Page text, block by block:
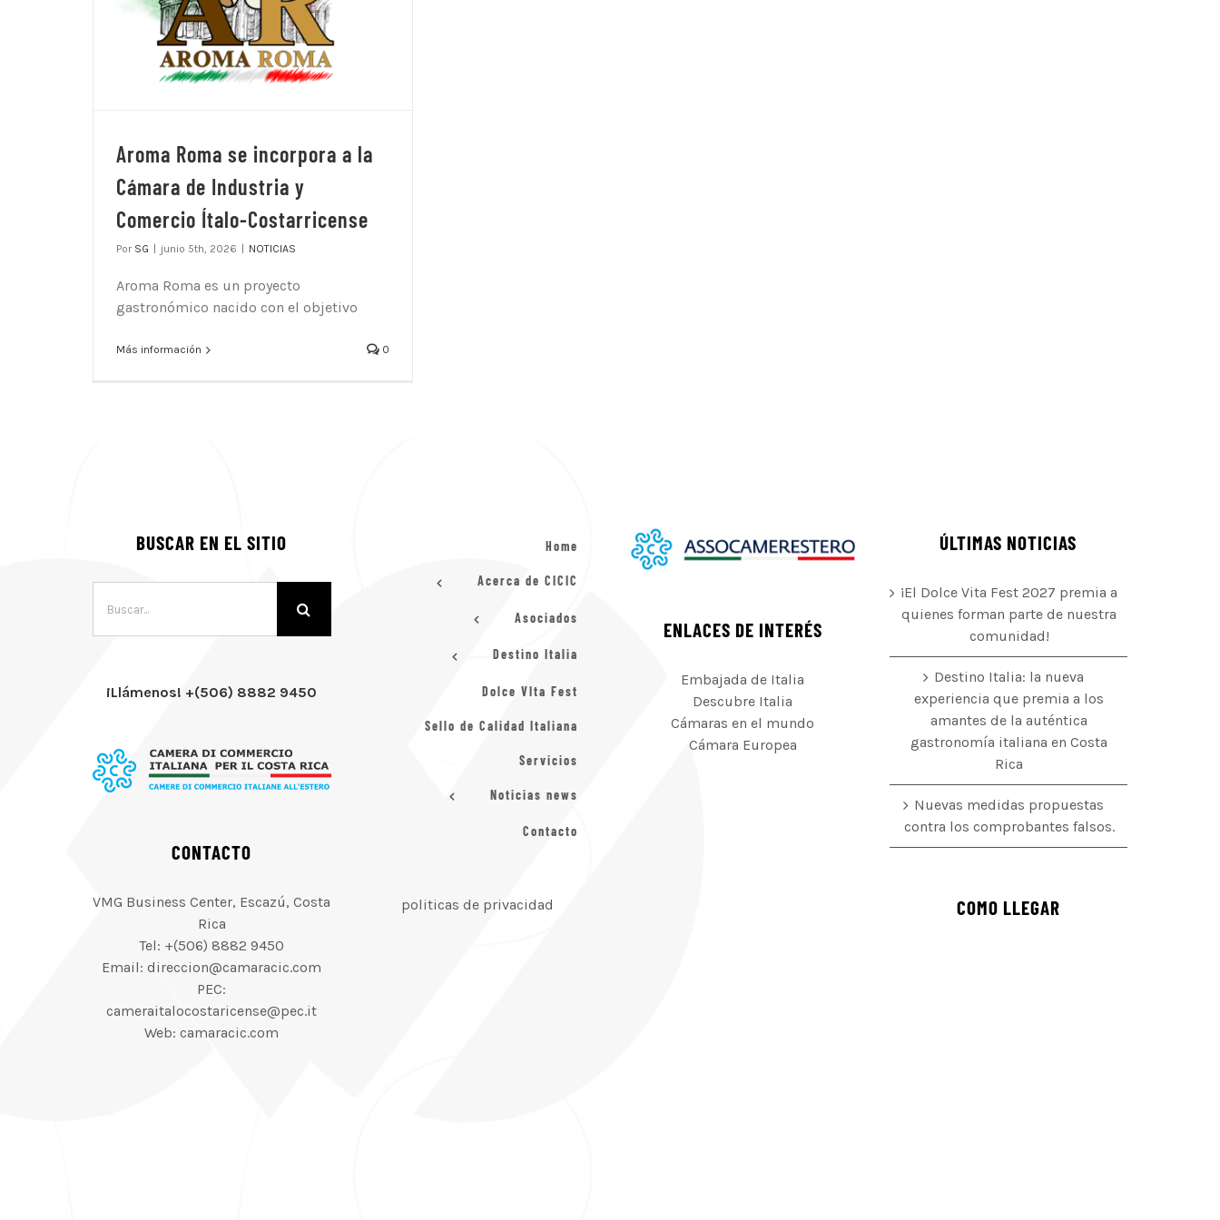
Aroma Roma se incorpora a la
Cámara de Industria y
Comercio Ítalo-Costarricense
Por SG junio 5th, 2026 NOTICIAS
Aroma Roma es un proyecto
gastronómico nacido con el objetivo
Más información 0
BUSCAR EN EL SITIO
¡Llámenos! +(506) 8882 9450
CONTACTO
VMG Business Center, Escazú, Costa
Rica
Tel: +(506) 8882 9450
Email: direccion@camaracic.com
PEC:
cameraitalocostaricense@pec.it
Web: camaracic.com
Home
Acerca de CICIC
Asociados
Destino Italia
Dolce VIta Fest
Sello de Calidad Italiana
Servicios
Noticias news
Contacto
politicas de privacidad
ENLACES DE INTERÉS
Embajada de Italia
Descubre Italia
Cámaras en el mundo
Cámara Europea
ÚLTIMAS NOTICIAS
¡El Dolce Vita Fest 2027 premia a
quienes forman parte de nuestra
comunidad!
Destino Italia: la nueva
experiencia que premia a los
amantes de la auténtica
gastronomía italiana en Costa
Rica
Nuevas medidas propuestas
contra los comprobantes falsos.
COMO LLEGAR